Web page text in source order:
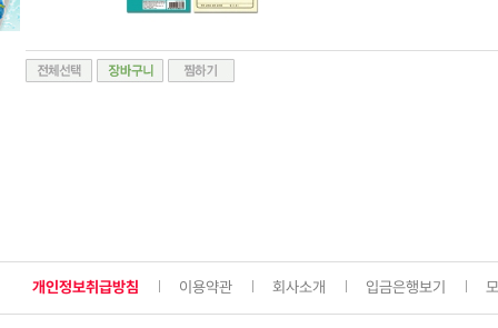
개인정보취급방침 이용약관 회사소개 입금은행보기